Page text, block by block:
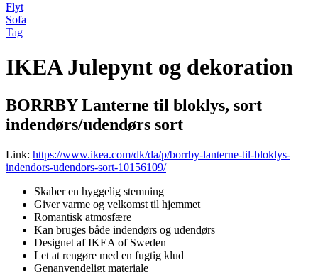
Flyt
Sofa
Tag
IKEA Julepynt og dekoration
BORRBY Lanterne til bloklys, sort
indendørs/udendørs sort
Link: https://www.ikea.com/dk/da/p/borrby-lanterne-til-bloklys-
indendors-udendors-sort-10156109/
Skaber en hyggelig stemning
Giver varme og velkomst til hjemmet
Romantisk atmosfære
Kan bruges både indendørs og udendørs
Designet af IKEA of Sweden
Let at rengøre med en fugtig klud
Genanvendeligt materiale